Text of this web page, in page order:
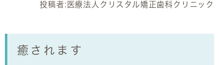
投稿者: 医療法人クリスタル矯正歯科クリニック
癒されます